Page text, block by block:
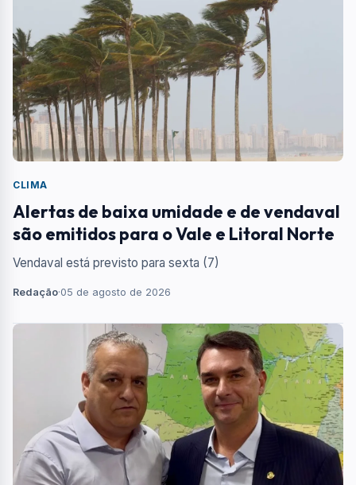
CLIMA
Alertas de baixa umidade e de vendaval
são emitidos para o Vale e Litoral Norte
Vendaval está previsto para sexta (7)
Redação·05 de agosto de 2026